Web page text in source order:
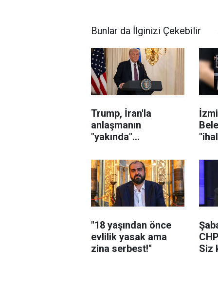
Bunlar da İlginizi Çekebilir
Trump, İran'la
anlaşmanın
"yakında"
söyledi
"18 yaşından önce
evlilik yasak ama
zina serbest!"
Siz